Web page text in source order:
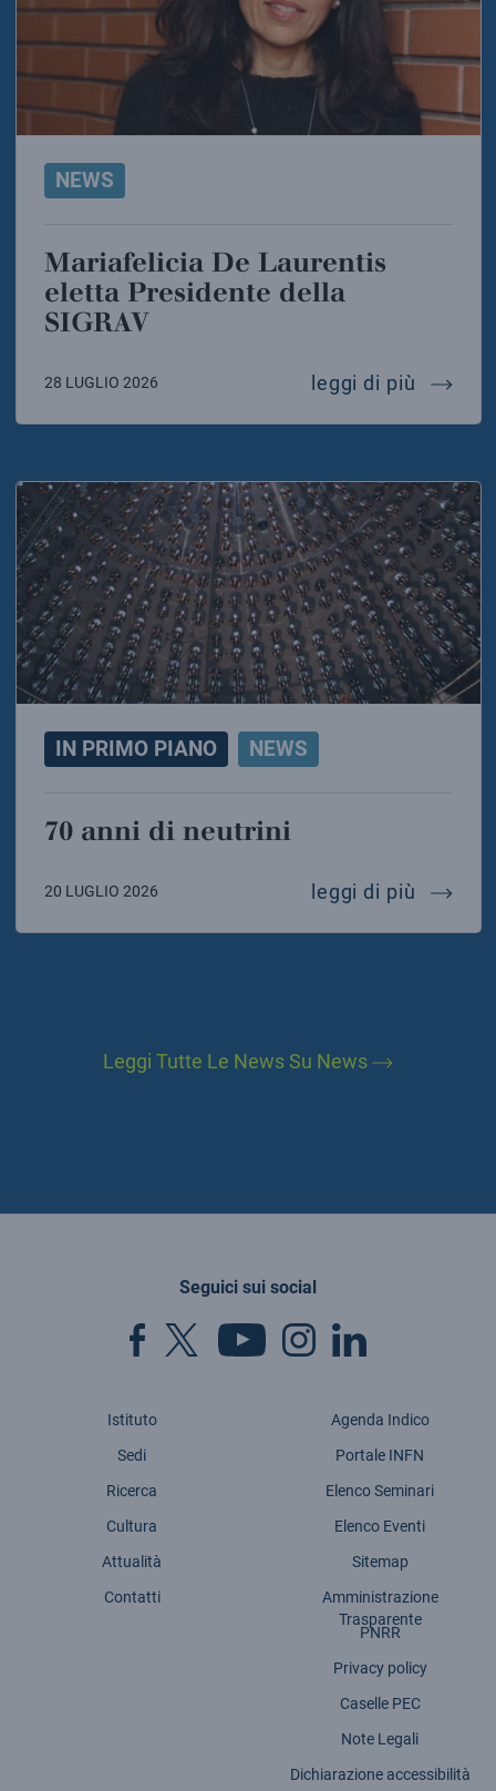
NEWS
Mariafelicia De Laurentis
eletta Presidente della
SIGRAV
28 LUGLIO 2026 leggi di più
IN PRIMO PIANO NEWS
70 anni di neutrini
20 LUGLIO 2026 leggi di più 70
Leggi Tutte Le News Su News
Seguici sui social
Istituto
Sedi
Ricerca
Cultura
Attualità
Contatti
Agenda Indico
Portale INFN
Elenco Seminari
Elenco Eventi
Sitemap
Amministrazione
Trasparente
PNRR
Privacy policy
Caselle PEC
Note Legali
Dichiarazione accessibilità